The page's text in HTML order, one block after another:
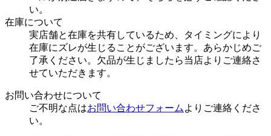
い。
在庫について
実店舗と在庫を共有しているため、タイミングにより
在庫にズレが生じることがございます。あらかじめご
了承ください。欠品が生じましたら当店よりご連絡さ
せていただきます。
お問い合わせについて
ご不明な点はお問い合わせフォーム よりご連絡くださ
い。